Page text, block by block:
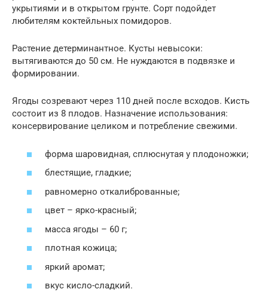
укрытиями и в открытом грунте. Сорт подойдет
любителям коктейльных помидоров.
Растение детерминантное. Кусты невысоки:
вытягиваются до 50 см. Не нуждаются в подвязке и
формировании.
Ягоды созревают через 110 дней после всходов. Кисть
состоит из 8 плодов. Назначение использования:
консервирование целиком и потребление свежими.
форма шаровидная, сплюснутая у плодоножки;
блестящие, гладкие;
равномерно откалиброванные;
цвет – ярко-красный;
масса ягоды – 60 г;
плотная кожица;
яркий аромат;
вкус кисло-сладкий.